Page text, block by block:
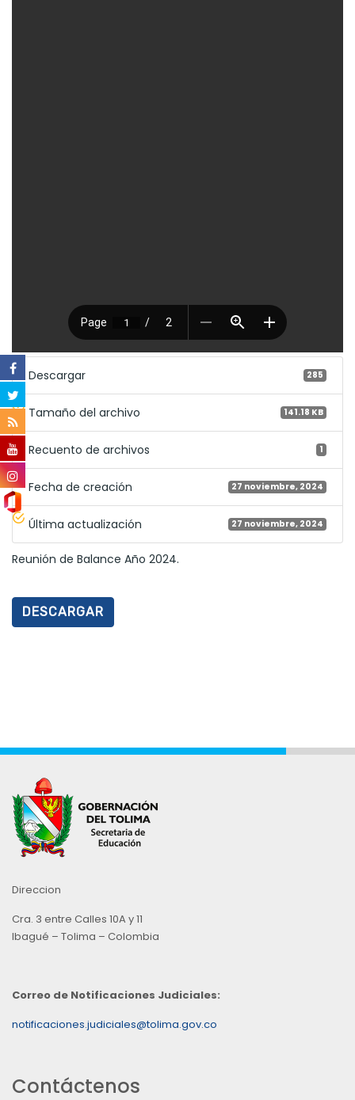
Descargar 285
Tamaño del archivo 141.18 KB
Recuento de archivos 1
Fecha de creación 27 noviembre, 2024
Última actualización 27 noviembre, 2024
Reunión de Balance Año 2024.
DESCARGAR
Direccion
Cra. 3 entre Calles 10A y 11
Ibagué – Tolima – Colombia
Correo de Notificaciones Judiciales:
notificaciones.judiciales@tolima.gov.co
Contáctenos